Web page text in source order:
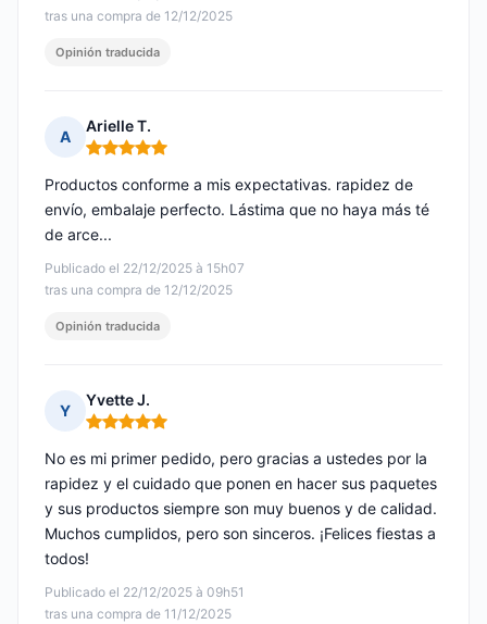
tras una compra de 12/12/2025
Opinión traducida
A
Arielle T.
Nota: 5 de 5
Publicado el 22/12/2025 à 15h07
tras una compra de 12/12/2025
Productos conforme a mis expectativas. rapidez de
envío, embalaje perfecto. Lástima que no haya más té
de arce...
Opinión traducida
Y
Yvette J.
Nota: 5 de 5
Publicado el 22/12/2025 à 09h51
tras una compra de 11/12/2025
No es mi primer pedido, pero gracias a ustedes por la
rapidez y el cuidado que ponen en hacer sus paquetes
y sus productos siempre son muy buenos y de calidad.
Muchos cumplidos, pero son sinceros. ¡Felices fiestas a
todos!